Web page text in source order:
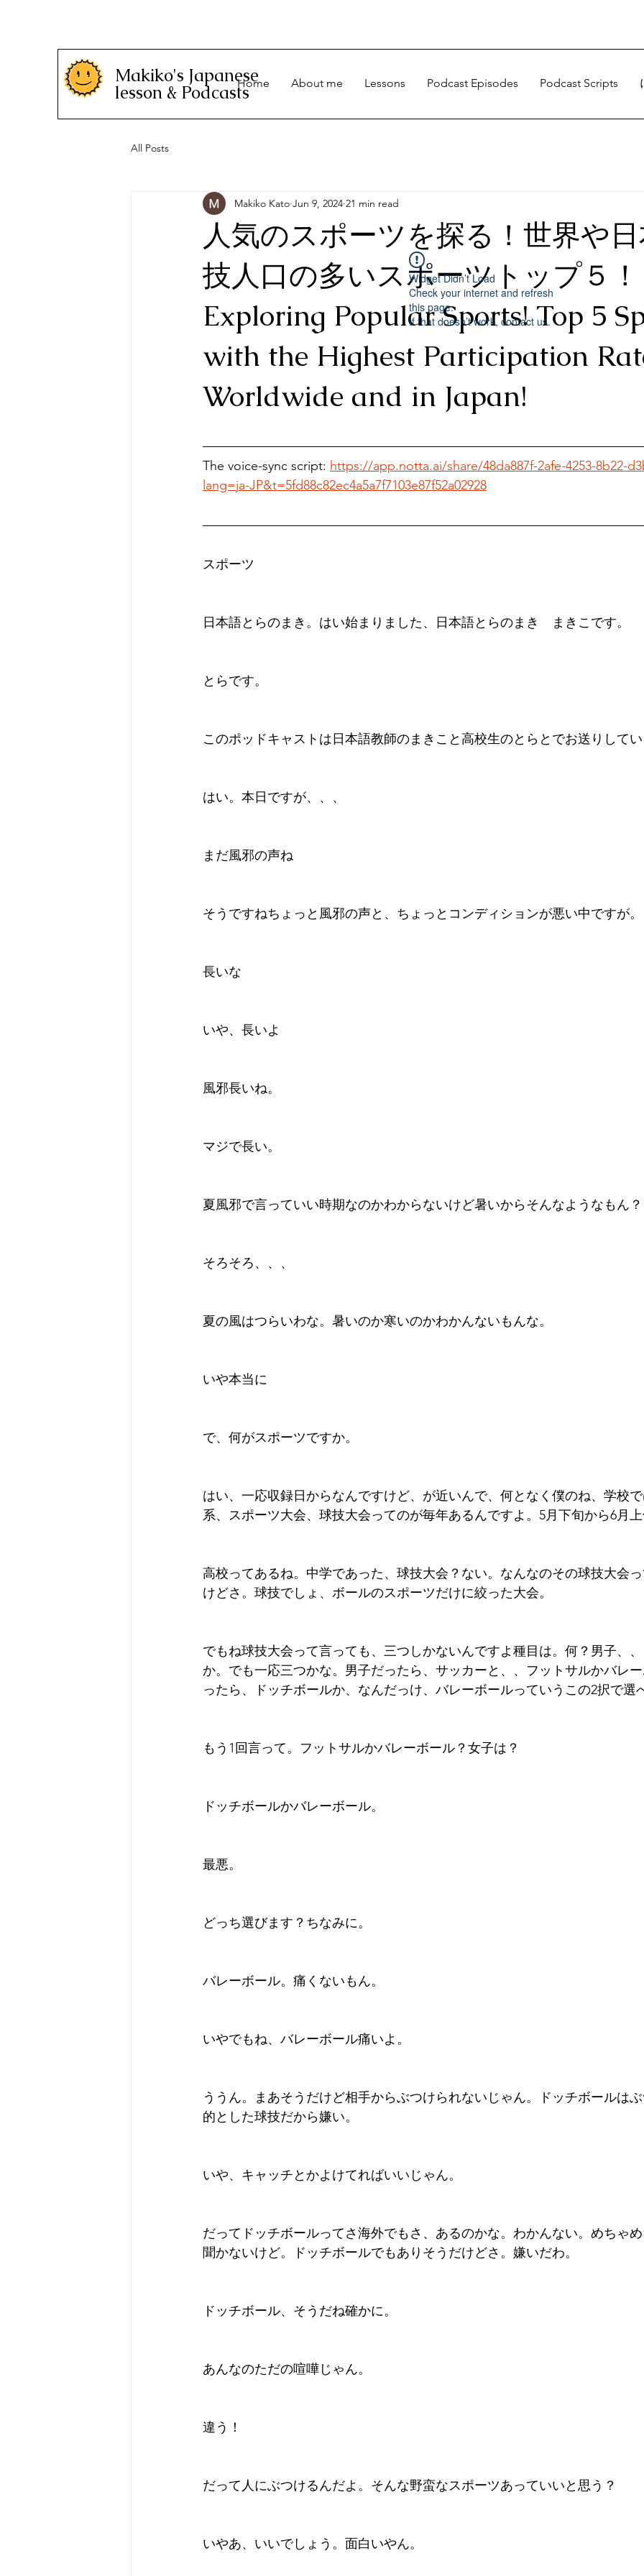
Makiko's Japanese
lesson & PodcastsHome About me Lessons Podcast Episodes Podcast Scripts
All Posts
人気のスポーツを探る！世界や
技人口の多いスポーツトップ５！
Exploring Popular Sports! Top 5
with the Highest Participation
Worldwide and in Japan!
Makiko Kato Jun 9, 2024 21 min read
The voice-sync script: https://app.notta.ai/share/48da887f-2afe-4253-8b22-
lang=ja-JP&t=5fd88c82ec4a5a7f7103e87f52a02928
スポーツ
日本語とらのまき。はい始まりました、日本語とらのまき　まきこです。
とらです。
このポッドキャストは日本語教師のまきこと高校生のとらとでお送りして
はい。本日ですが、、、
まだ風邪の声ね
そうですねちょっと風邪の声と、ちょっとコンディションが悪い中ですが。
長いな
いや、長いよ
風邪長いね。
マジで長い。
夏風邪で言っていい時期なのかわからないけど暑いからそんなようなもん？
そろそろ、、、
夏の風はつらいわな。暑いのか寒いのかわかんないもんな。
いや本当に
で、何がスポーツですか。
はい、一応収録日からなんですけど、が近いんで、何となく僕のね、学校
系、スポーツ大会、球技大会ってのが毎年あるんですよ。5月下旬から6月
高校ってあるね。中学であった、球技大会？ない。なんなのその球技大会
けどさ。球技でしょ、ボールのスポーツだけに絞った大会。
でもね球技大会って言っても、三つしかないんですよ種目は。何？男子、
か。でも一応三つかな。男子だったら、サッカーと、、フットサルかバレ
ったら、ドッチボールか、なんだっけ、バレーボールっていうこの2択で選
もう1回言って。フットサルかバレーボール？女子は？
ドッチボールかバレーボール。
最悪。
どっち選びます？ちなみに。
バレーボール。痛くないもん。
いやでもね、バレーボール痛いよ。
ううん。まあそうだけど相手からぶつけられないじゃん。ドッチボールは
的とした球技だから嫌い。
いや、キャッチとかよけてればいいじゃん。
だってドッチボールってさ海外でもさ、あるのかな。わかんない。めちゃ
聞かないけど。ドッチボールでもありそうだけどさ。嫌いだわ。
ドッチボール、そうだね確かに。
あんなのただの喧嘩じゃん。
違う！
だって人にぶつけるんだよ。そんな野蛮なスポーツあっていいと思う？
いやあ、いいでしょう。面白いやん。
Widget Didn’t Load
Check your internet and refresh
this page.
If that doesn’t work, contact us.